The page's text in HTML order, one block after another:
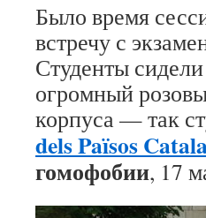
Было время
встречу с
Студенты
огромный
корпуса — так
dels Països
гомофобии, 17